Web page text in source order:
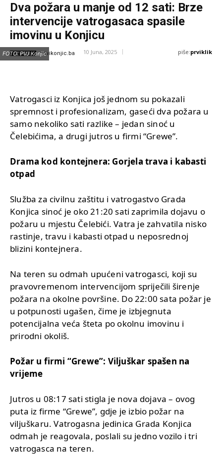
Dva požara u manje od 12 sati: Brze
intervencije vatrogasaca spasile
imovinu u Konjicu
IZVOR: novikonjic.ba 10 Juna, 2025 piše:prviklik
FOTO: PVJ Konjic
Vatrogasci iz Konjica još jednom su pokazali
spremnost i profesionalizam, gaseći dva požara u
samo nekoliko sati razlike – jedan sinoć u
Čelebićima, a drugi jutros u firmi “Grewe”.
Drama kod kontejnera: Gorjela trava i kabasti
otpad
Služba za civilnu zaštitu i vatrogastvo Grada
Konjica sinoć je oko 21:20 sati zaprimila dojavu o
požaru u mjestu Čelebići. Vatra je zahvatila nisko
rastinje, travu i kabasti otpad u neposrednoj
blizini kontejnera.
Na teren su odmah upućeni vatrogasci, koji su
pravovremenom intervencijom spriječili širenje
požara na okolne površine. Do 22:00 sata požar je
u potpunosti ugašen, čime je izbjegnuta
potencijalna veća šteta po okolnu imovinu i
prirodni okoliš.
Požar u firmi “Grewe”: Viljuškar spašen na
vrijeme
Jutros u 08:17 sati stigla je nova dojava – ovog
puta iz firme “Grewe”, gdje je izbio požar na
viljuškaru. Vatrogasna jedinica Grada Konjica
odmah je reagovala, poslali su jedno vozilo i tri
vatrogasca na teren.